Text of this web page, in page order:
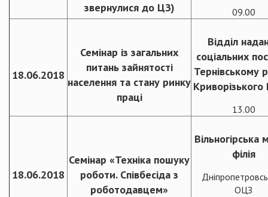
звернулися до ЦЗ)
09.00
18.06.2018
Семінар із загальних
питань зайнятості
населення та стану ринку
праці
Відділ
соціальних
Тернівському
13.00
18.06.2018
Семінар «Техніка пошуку
роботи. Співбесіда з
роботодавцем»
Вільногірська
філія
ОЦЗ